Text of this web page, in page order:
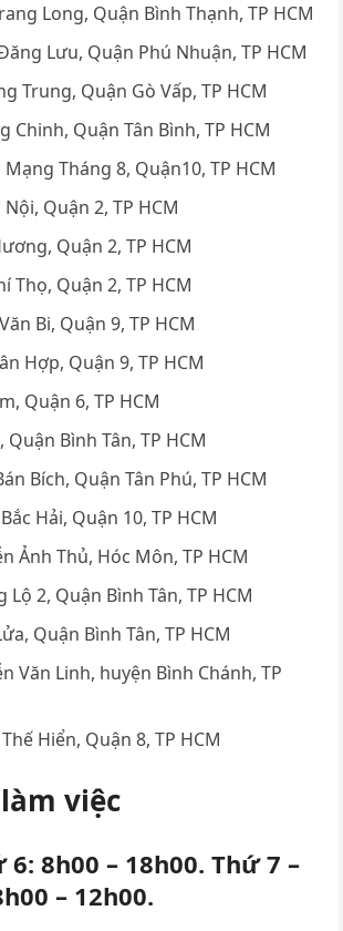
Long, Quận Bình Thạnh, TP HCM
Lưu, Quận Phú Nhuận, TP HCM
Trung, Quận Gò Vấp, TP HCM
Chinh, Quận Tân Bình, TP HCM
Mạng Tháng 8, Quận10, TP HCM
Quận 2, TP HCM
Quận 2, TP HCM
Thọ, Quận 2, TP HCM
Bi, Quận 9, TP HCM
Hợp, Quận 9, TP HCM
Quận 6, TP HCM
Quận Bình Tân, TP HCM
Bích, Quận Tân Phú, TP HCM
Hải, Quận 10, TP HCM
Ảnh Thủ, Hóc Môn, TP HCM
2, Quận Bình Tân, TP HCM
Quận Bình Tân, TP HCM
Văn Linh, huyện Bình Chánh, TP
Hiển, Quận 8, TP HCM
việc
6: 8h00 – 18h00. Thứ 7 –
– 12h00.